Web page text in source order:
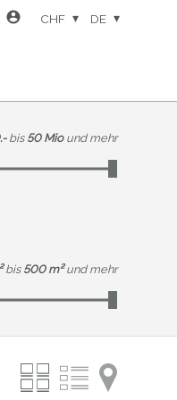
CHF DE
bis 50 Mio und mehr
bis 500 m² und mehr